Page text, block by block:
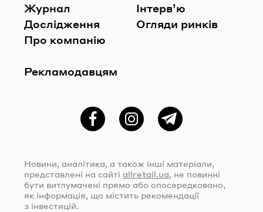
Журнал
Дослідження
Про компанію
Рекламодавцям
Інтерв’ю
Огляди ринків
ФейсбукInstagramTelegram
Новини, аналітика, а також інші матеріали,
представлені на сайті allretail.ua, не повинні
бути витлумачені прямо або опосередковано,
як інформація, що містить рекомендації
з інвестицій.